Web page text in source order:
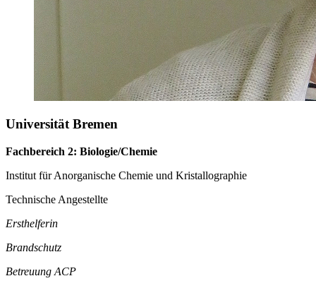
Universität Bremen
Fachbereich 2: Biologie/Chemie
Institut für Anorganische Chemie und Kristallographie
Technische Angestellte
Ersthelferin
Brandschutz
Betreuung ACP